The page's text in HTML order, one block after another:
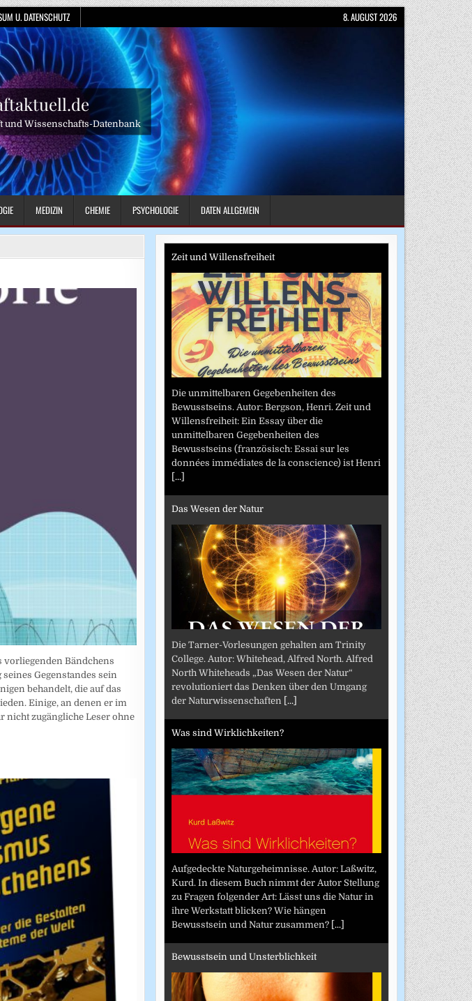
U. DATENSCHUTZ 8. AUGUST 2026
und Wissenschafts-Datenbank
MEDIZIN CHEMIE PSYCHOLOGIE DATEN ALLGEMEIN
vorliegenden Bändchens
Gegenstandes sein
behandelt, die auf das
Einige, an denen er im
nicht zugängliche Leser ohne
Zeit und Willensfreiheit
Die unmittelbaren Gegebenheiten des
Bewusstseins. Autor: Bergson, Henri. Zeit und
Willensfreiheit: Ein Essay über die
unmittelbaren Gegebenheiten des
Bewusstseins (französisch: Essai sur les
données immédiates de la conscience) ist Henri
[...]
Das Wesen der Natur
Die Tarner-Vorlesungen gehalten am Trinity
College. Autor: Whitehead, Alfred North. Alfred
North Whiteheads „Das Wesen der Natur“
revolutioniert das Denken über den Umgang
der Naturwissenschaften [...]
Was sind Wirklichkeiten?
Aufgedeckte Naturgeheimnisse. Autor: Laßwitz,
Kurd. In diesem Buch nimmt der Autor Stellung
zu Fragen folgender Art: Lässt uns die Natur in
ihre Werkstatt blicken? Wie hängen
Bewusstsein und Natur zusammen? [...]
Bewusstsein und Unsterblichkeit